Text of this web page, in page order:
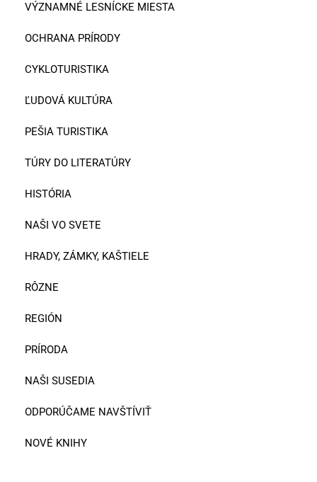
VÝZNAMNÉ LESNÍCKE MIESTA
OCHRANA PRÍRODY
CYKLOTURISTIKA
ĽUDOVÁ KULTÚRA
PEŠIA TURISTIKA
TÚRY DO LITERATÚRY
HISTÓRIA
NAŠI VO SVETE
HRADY, ZÁMKY, KAŠTIELE
RÔZNE
REGIÓN
PRÍRODA
NAŠI SUSEDIA
ODPORÚČAME NAVŠTÍVIŤ
NOVÉ KNIHY